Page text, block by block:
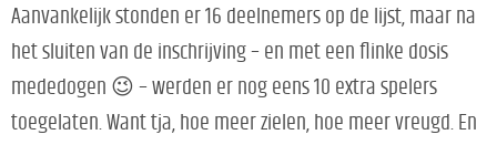
Aanvankelijk stonden er 16 deelnemers op de lijst, maar na
het sluiten van de inschrijving – en met een flinke dosis
mededogen 😉 – werden er nog eens 10 extra spelers
toegelaten. Want tja, hoe meer zielen, hoe meer vreugd. En